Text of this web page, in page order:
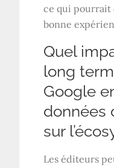
ce qui pourrait
bonne
Quel
long
Google
données
sur
Les éditeurs